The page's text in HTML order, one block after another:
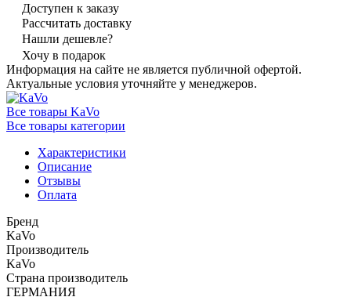
Доступен к заказу
Рассчитать доставку
Нашли дешевле?
Хочу в подарок
Информация на сайте не является публичной офертой.
Актуальные условия уточняйте у менеджеров.
Все товары KaVo
Все товары категории
Характеристики
Описание
Отзывы
Оплата
Бренд
KaVo
Производитель
KaVo
Страна производитель
ГЕРМАНИЯ